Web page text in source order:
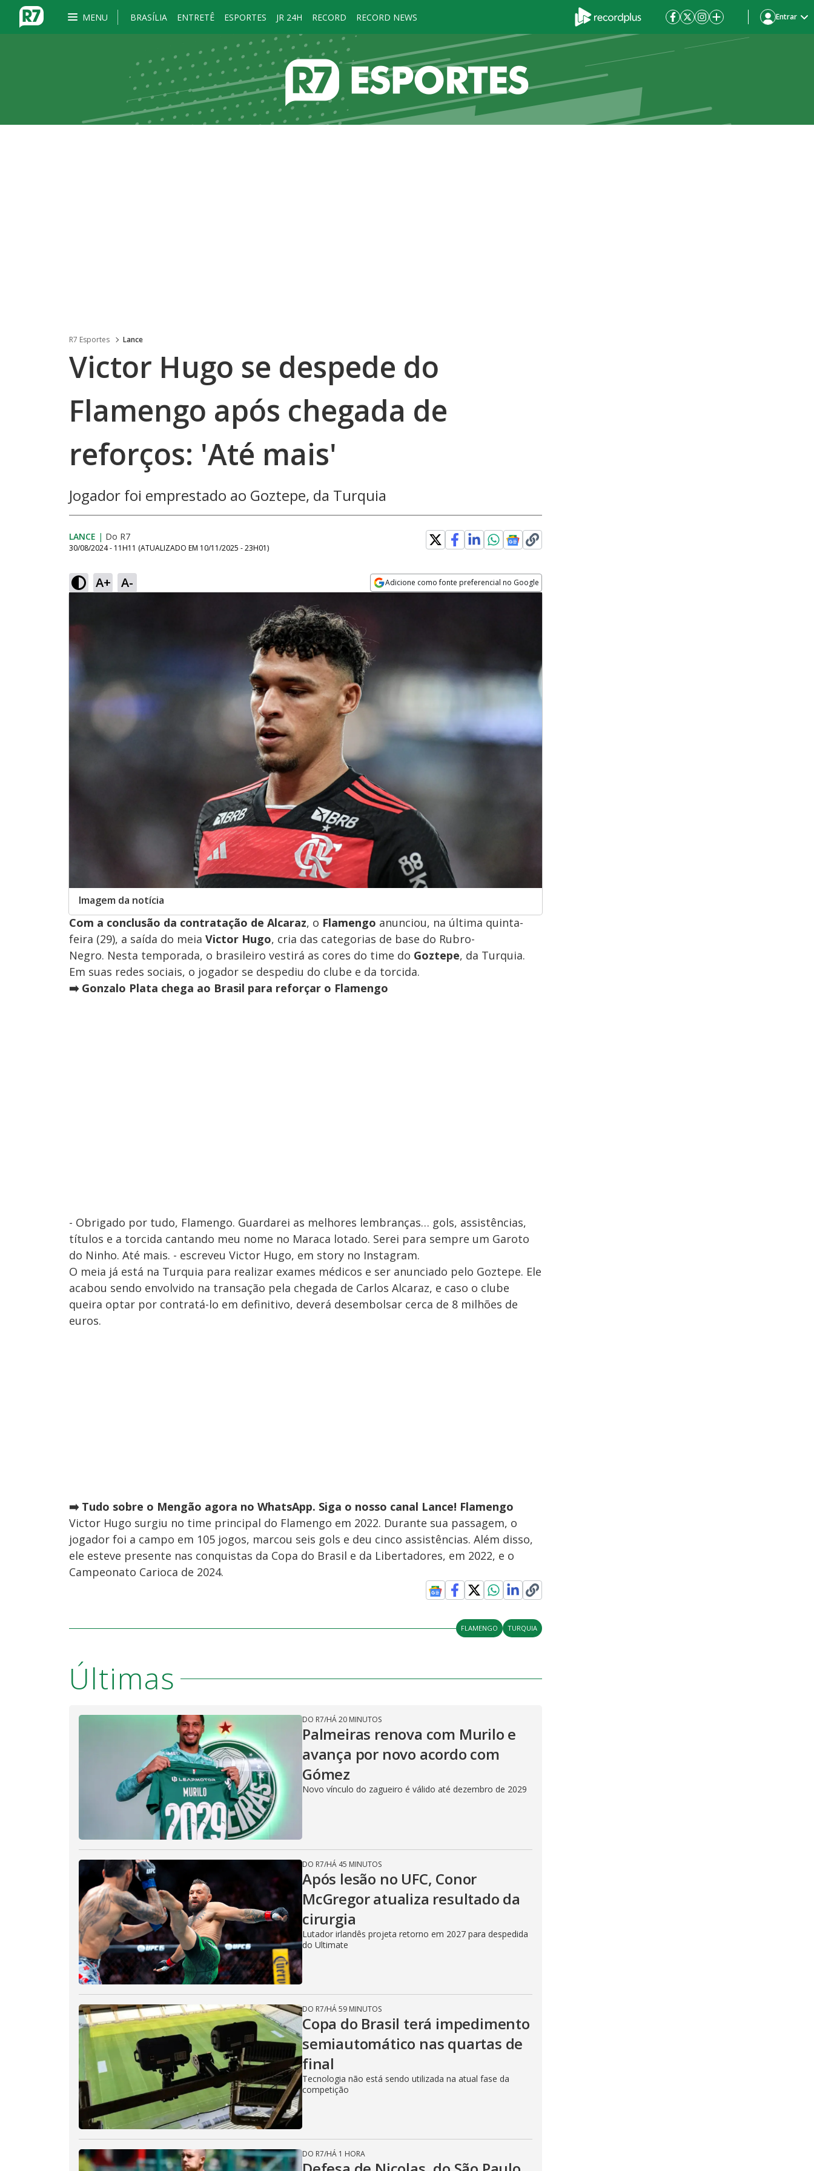
MENU BRASÍLIA ENTRETÊ ESPORTES JR 24H RECORD RECORD NEWS Entrar
R7 Esportes Lance
Victor Hugo se despede do
Flamengo após chegada de
reforços: 'Até mais'
Jogador foi emprestado ao Goztepe, da Turquia
LANCE | Do R7
30/08/2024 - 11H11 (ATUALIZADO EM 10/11/2025 - 23H01)
A+ A- Adicione como fonte preferencial no Google
Imagem da notícia
Com a conclusão da contratação de Alcaraz, o Flamengo anunciou, na última quinta-
feira (29), a saída do meia Victor Hugo, cria das categorias de base do Rubro-
Negro. Nesta temporada, o brasileiro vestirá as cores do time do Goztepe, da Turquia.
Em suas redes sociais, o jogador se despediu do clube e da torcida.
➡️ Gonzalo Plata chega ao Brasil para reforçar o Flamengo
- Obrigado por tudo, Flamengo. Guardarei as melhores lembranças… gols, assistências,
títulos e a torcida cantando meu nome no Maraca lotado. Serei para sempre um Garoto
do Ninho. Até mais. - escreveu Victor Hugo, em story no Instagram.
O meia já está na Turquia para realizar exames médicos e ser anunciado pelo Goztepe. Ele
acabou sendo envolvido na transação pela chegada de Carlos Alcaraz, e caso o clube
queira optar por contratá-lo em definitivo, deverá desembolsar cerca de 8 milhões de
euros.
➡️ Tudo sobre o Mengão agora no WhatsApp. Siga o nosso canal Lance! Flamengo
Victor Hugo surgiu no time principal do Flamengo em 2022. Durante sua passagem, o
jogador foi a campo em 105 jogos, marcou seis gols e deu cinco assistências. Além disso,
ele esteve presente nas conquistas da Copa do Brasil e da Libertadores, em 2022, e o
Campeonato Carioca de 2024.
FLAMENGO TURQUIA
Últimas
DO R7/HÁ 20 MINUTOS
Palmeiras renova com Murilo e
avança por novo acordo com
Gómez
Novo vínculo do zagueiro é válido até dezembro de 2029
DO R7/HÁ 45 MINUTOS
Após lesão no UFC, Conor
McGregor atualiza resultado da
cirurgia
Lutador irlandês projeta retorno em 2027 para despedida
do Ultimate
DO R7/HÁ 59 MINUTOS
Copa do Brasil terá impedimento
semiautomático nas quartas de
final
Tecnologia não está sendo utilizada na atual fase da
competição
DO R7/HÁ 1 HORA